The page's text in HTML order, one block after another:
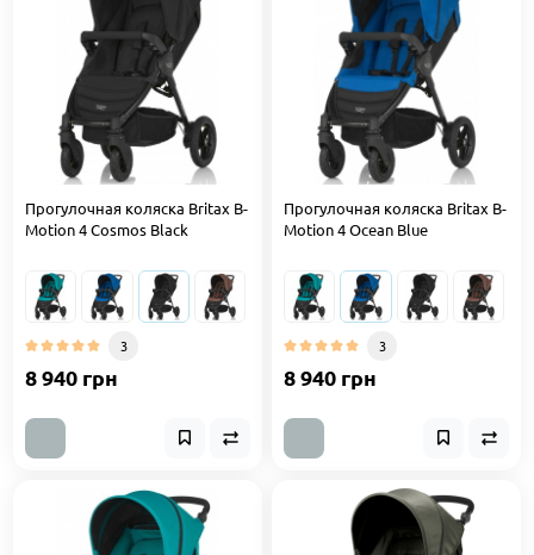
Прогулочная коляска Britax B-
Motion 4 Cosmos Black
3
8 940 грн
Прогулочная коляска Britax B-
Motion 4 Ocean Blue
3
8 940 грн